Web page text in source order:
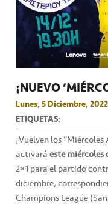
¡NUEVO
Lunes, 5 Diciembre,
ETIQUETAS:
¡Vuelven los
activaráeste miércoles
2×1 para el partido
diciembre,
Champions League